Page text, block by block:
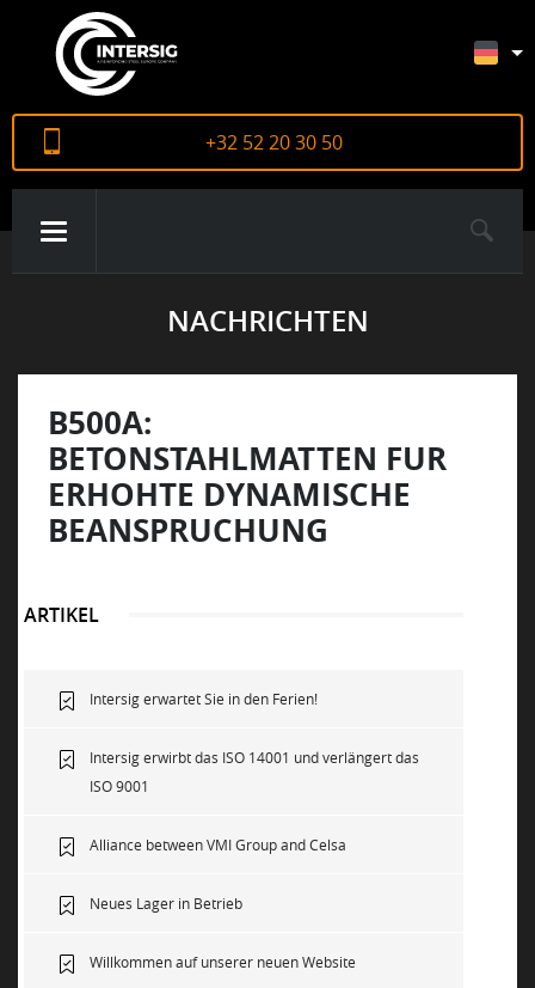
+32 52 20 30 50
ZERTIFIKATE
NACHRICHTEN
ARTIKEL
Intersig erwartet Sie in den Ferien!
Intersig erwirbt das ISO 14001 und verlängert das
ISO 9001
Alliance between VMI Group and Celsa
Neues Lager in Betrieb
Willkommen auf unserer neuen Website
B500A:
BETONSTAHLMATTEN FUR
ERHOHTE DYNAMISCHE
BEANSPRUCHUNG